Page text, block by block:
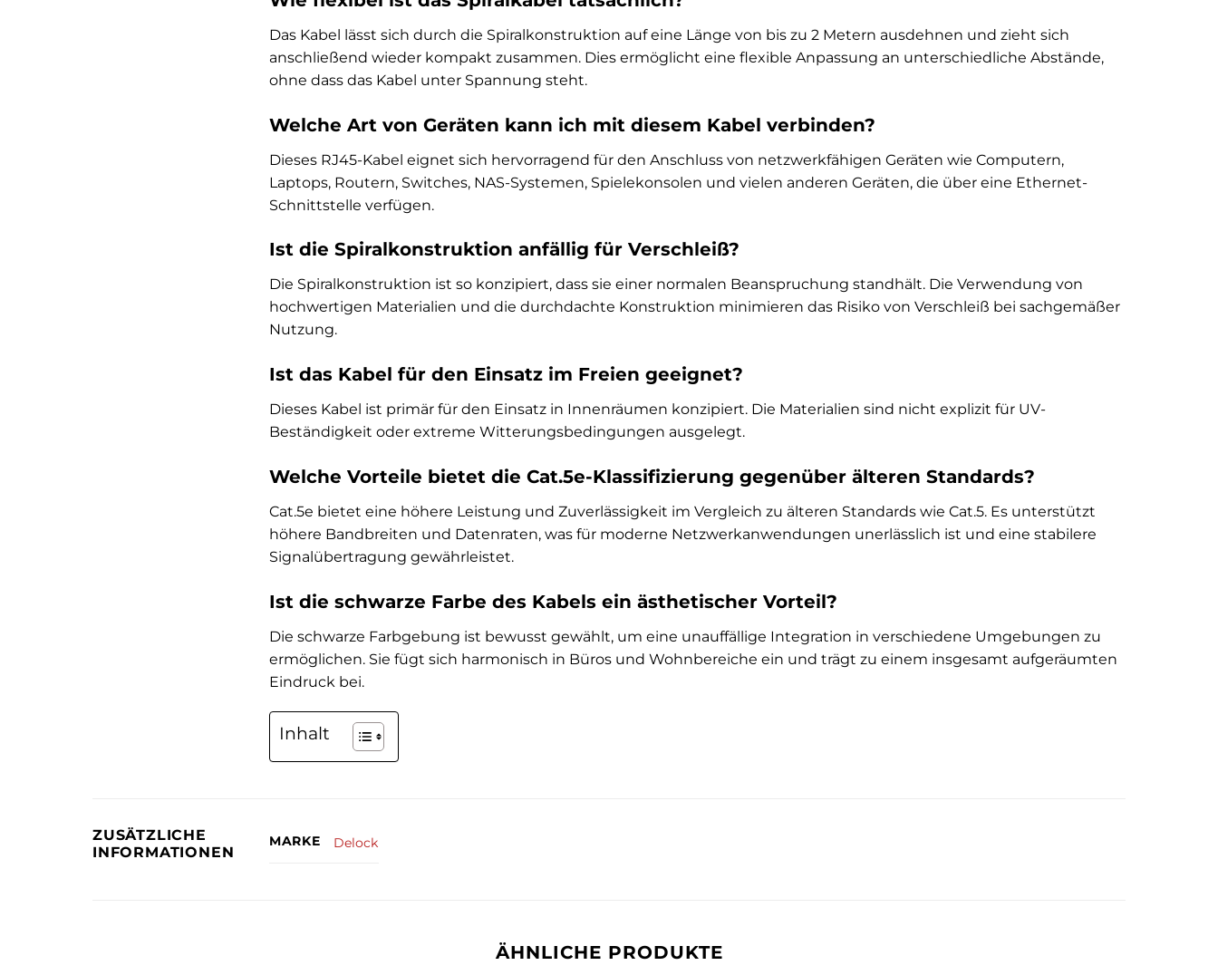
Das Kabel lässt sich durch die Spiralkonstruktion auf eine Länge von bis zu 2 Metern ausdehnen und zieht sich
anschließend wieder kompakt zusammen. Dies ermöglicht eine flexible Anpassung an unterschiedliche Abstände,
ohne dass das Kabel unter Spannung steht.
Welche Art von Geräten kann ich mit diesem Kabel verbinden?
Dieses RJ45-Kabel eignet sich hervorragend für den Anschluss von netzwerkfähigen Geräten wie Computern,
Laptops, Routern, Switches, NAS-Systemen, Spielekonsolen und vielen anderen Geräten, die über eine Ethernet-
Schnittstelle verfügen.
Ist die Spiralkonstruktion anfällig für Verschleiß?
Die Spiralkonstruktion ist so konzipiert, dass sie einer normalen Beanspruchung standhält. Die Verwendung von
hochwertigen Materialien und die durchdachte Konstruktion minimieren das Risiko von Verschleiß bei sachgemäßer
Nutzung.
Ist das Kabel für den Einsatz im Freien geeignet?
Dieses Kabel ist primär für den Einsatz in Innenräumen konzipiert. Die Materialien sind nicht explizit für UV-
Beständigkeit oder extreme Witterungsbedingungen ausgelegt.
Welche Vorteile bietet die Cat.5e-Klassifizierung gegenüber älteren Standards?
Cat.5e bietet eine höhere Leistung und Zuverlässigkeit im Vergleich zu älteren Standards wie Cat.5. Es unterstützt
höhere Bandbreiten und Datenraten, was für moderne Netzwerkanwendungen unerlässlich ist und eine stabilere
Signalübertragung gewährleistet.
Ist die schwarze Farbe des Kabels ein ästhetischer Vorteil?
Die schwarze Farbgebung ist bewusst gewählt, um eine unauffällige Integration in verschiedene Umgebungen zu
ermöglichen. Sie fügt sich harmonisch in Büros und Wohnbereiche ein und trägt zu einem insgesamt aufgeräumten
Eindruck bei.
Inhalt
ZUSÄTZLICHE
INFORMATIONEN
MARKE Delock
ÄHNLICHE PRODUKTE